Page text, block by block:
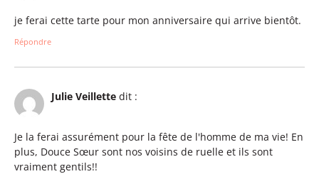
je ferai cette tarte pour mon anniversaire qui arrive bientôt.
Répondre
Julie Veillette dit :
Je la ferai assurément pour la fête de l'homme de ma vie! En
plus, Douce Sœur sont nos voisins de ruelle et ils sont
vraiment gentils!!